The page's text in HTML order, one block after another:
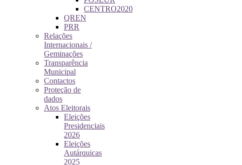
CENTRO2020
QREN
PRR
Relações
Internacionais /
Geminações
Transparência
Municipal
Contactos
Proteção de
dados
Atos Eleitorais
Eleições
Presidenciais
2026
Eleições
Autárquicas
2025